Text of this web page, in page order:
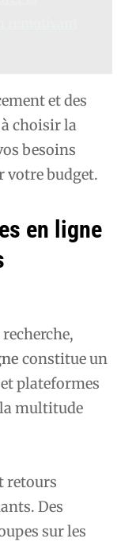
et des
à choisir la
besoins
votre budget.
en ligne
constitue un
plateformes
multitude
retours
Des
sur les